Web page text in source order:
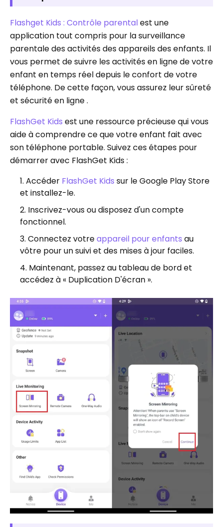
Flashget Kids : Contrôle parentalest une
application tout compris pour la surveillance
parentale des activités des appareils des enfants. Il
vous permet de suivre les activités en ligne de votre
enfant en temps réel depuis le confort de votre
téléphone. De cette façon, vous assurez leur sûreté
et sécurité en ligne .
FlashGet Kids est une ressource précieuse qui vous
aide à comprendre ce que votre enfant fait avec
son téléphone portable. Suivez ces étapes pour
démarrer avec FlashGet Kids :
Accéder FlashGet Kids sur le Google Play Store
et installez-le.
Inscrivez-vous ou disposez d'un compte
fonctionnel.
Connectez votreappareil pour enfants au
vôtre pour un suivi et des mises à jour faciles.
Maintenant, passez au tableau de bord et
accédez à « Duplication D'écran ».